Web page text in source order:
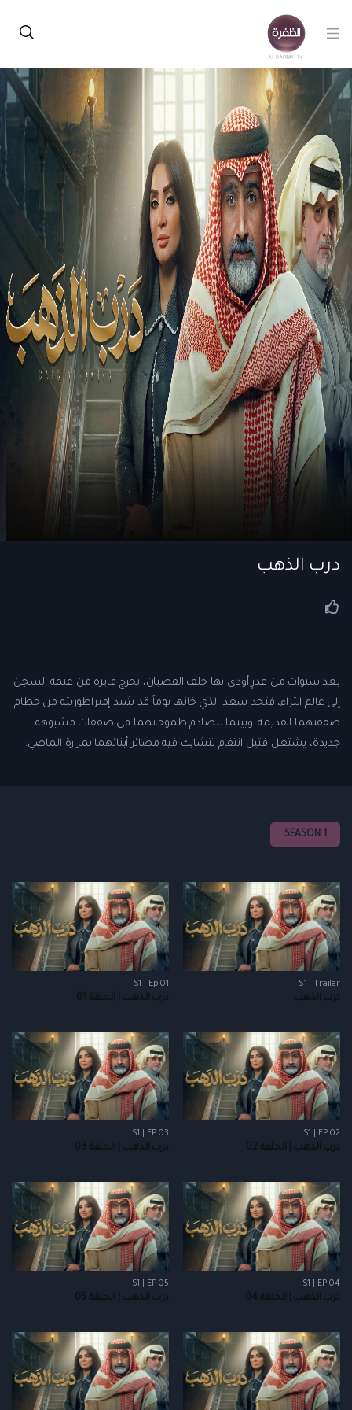
درب الذهب
بعد سنوات من غدرٍ أودى بها خلف القضبان، تخرج فايزة من عتمة السجن
إلى عالم الثراء، فتجد سعد الذي خانها يوماً قد شيد إمبراطوريته من حطام
صفقتهما القديمة. وبينما تتصادم طموحاتهما في صفقات مشبوهة
جديدة، يشتعل فتيل انتقام تتشابك فيه مصائر أبنائهما بمرارة الماضي.
SEASON 1
S1 | Trailer
درب الذهب
S1 | Ep 01
درب الذهب | الحلقة 01
S1 | EP 02
درب الذهب | الحلقة 02
S1 | EP 03
درب الذهب | الحلقة 03
S1 | EP 04
درب الذهب | الحلقة 04
S1 | EP 05
درب الذهب | الحلقة 05